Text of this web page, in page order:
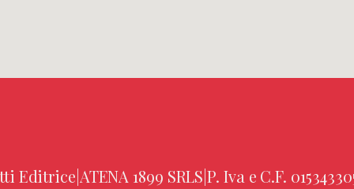
Editrice|ATENA 1899 SRLS|P. Iva e C.F.